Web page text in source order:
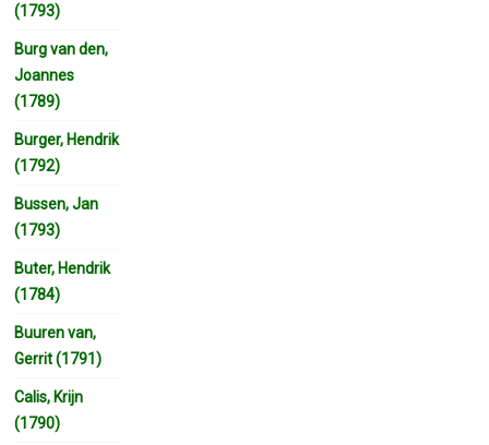
(1793)
Burg van den,
Joannes
(1789)
Burger, Hendrik
(1792)
Bussen, Jan
(1793)
Buter, Hendrik
(1784)
Buuren van,
Gerrit (1791)
Calis, Krijn
(1790)